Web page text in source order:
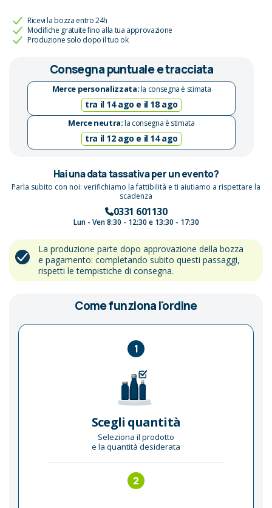
Ricevi la bozza entro 24h
Modifiche gratuite fino alla tua approvazione
Produzione solo dopo il tuo ok
Consegna puntuale e tracciata
Merce personalizzata:la consegna è stimata
tra il 14 ago e il 18 ago
Merce neutra:la consegna è stimata
tra il 12 ago e il 14 ago
Hai una data tassativa per un evento?
Parla subito con noi: verifichiamo la fattibilità e ti aiutiamo a rispettare la
scadenza
0331 601130
Lun - Ven 8:30 - 12:30 e 13:30 - 17:30
La produzione parte dopo approvazione della bozza
e pagamento: completando subito questi passaggi,
rispetti le tempistiche di consegna.
Come funziona l'ordine
1
Scegli quantità
Seleziona il prodotto
e la quantità desiderata
2